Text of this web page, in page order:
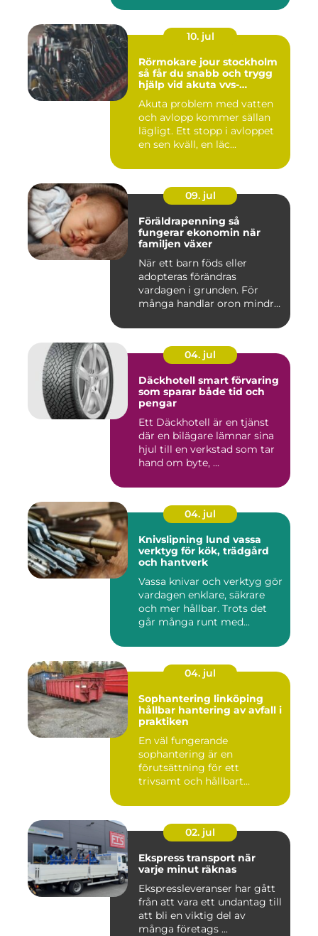
10. jul
Rörmokare jour stockholm
så får du snabb och trygg
hjälp vid akuta vvs-
Akuta problem med vatten
och avlopp kommer sällan
lägligt. Ett stopp i avloppet
en sen kväll, en läc...
09. jul
Föräldrapenning så
fungerar ekonomin när
familjen växer
När ett barn föds eller
adopteras förändras
vardagen i grunden. För
många handlar oron mindre
04. jul
Däckhotell smart förvaring
som sparar både tid och
pengar
Ett Däckhotell är en tjänst
där en bilägare lämnar sina
hjul till en verkstad som tar
hand om byte, ...
04. jul
Knivslipning lund vassa
verktyg för kök, trädgård
och hantverk
Vassa knivar och verktyg gör
vardagen enklare, säkrare
och mer hållbar. Trots det
går många runt med...
04. jul
Sophantering linköping
hållbar hantering av avfall i
praktiken
En väl fungerande
sophantering är en
förutsättning för ett
trivsamt och hållbart
02. jul
Ekspress transport när
varje minut räknas
Ekspressleveranser har gått
från att vara ett undantag till
att bli en viktig del av
många företags ...